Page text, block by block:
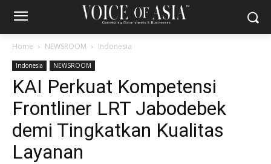
Home NEWSROOM Indonesia
Indonesia NEWSROOM
KAI Perkuat Kompetensi
Frontliner LRT Jabodebek
demi Tingkatkan Kualitas
Layanan